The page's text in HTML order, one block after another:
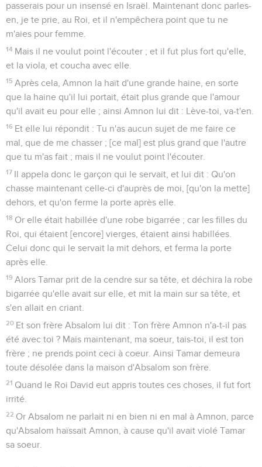
passerais pour un insensé en Israël. Maintenant donc parles-
en, je te prie, au Roi, et il n'empêchera point que tu ne
m'aies pour femme.
14 Mais il ne voulut point l'écouter ; et il fut plus fort qu'elle,
et la viola, et coucha avec elle.
15 Après cela, Amnon la haït d'une grande haine, en sorte
que la haine qu'il lui portait, était plus grande que l'amour
qu'il avait eu pour elle ; ainsi Amnon lui dit : Lève-toi, va-t'en.
16 Et elle lui répondit : Tu n'as aucun sujet de me faire ce
mal, que de me chasser ; [ce mal] est plus grand que l'autre
que tu m'as fait ; mais il ne voulut point l'écouter.
17 Il appela donc le garçon qui le servait, et lui dit : Qu'on
chasse maintenant celle-ci d'auprès de moi, [qu'on la mette]
dehors, et qu'on ferme la porte après elle.
18 Or elle était habillée d'une robe bigarrée ; car les filles du
Roi, qui étaient [encore] vierges, étaient ainsi habillées.
Celui donc qui le servait la mit dehors, et ferma la porte
après elle.
19 Alors Tamar prit de la cendre sur sa tête, et déchira la robe
bigarrée qu'elle avait sur elle, et mit la main sur sa tête, et
s'en allait en criant.
20 Et son frère Absalom lui dit : Ton frère Amnon n'a-t-il pas
été avec toi ? Mais maintenant, ma soeur, tais-toi, il est ton
frère ; ne prends point ceci à coeur. Ainsi Tamar demeura
toute désolée dans la maison d'Absalom son frère.
21 Quand le Roi David eut appris toutes ces choses, il fut fort
irrité.
22 Or Absalom ne parlait ni en bien ni en mal à Amnon, parce
qu'Absalom haïssait Amnon, à cause qu'il avait violé Tamar
sa soeur.